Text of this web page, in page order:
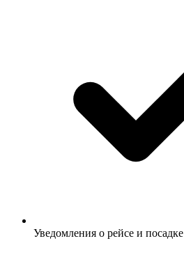
Уведомления о рейсе и посадке